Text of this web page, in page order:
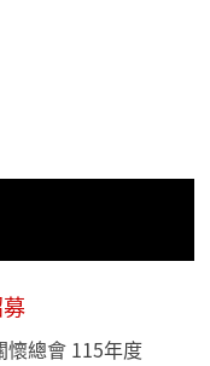
懷總會 115年度